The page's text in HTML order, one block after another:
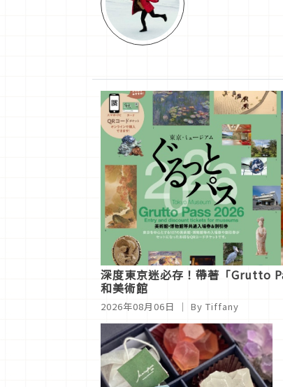
深度東京迷必存！帶著「Grutto
和美術館
2026年08月06日 ｜ By Tiffany